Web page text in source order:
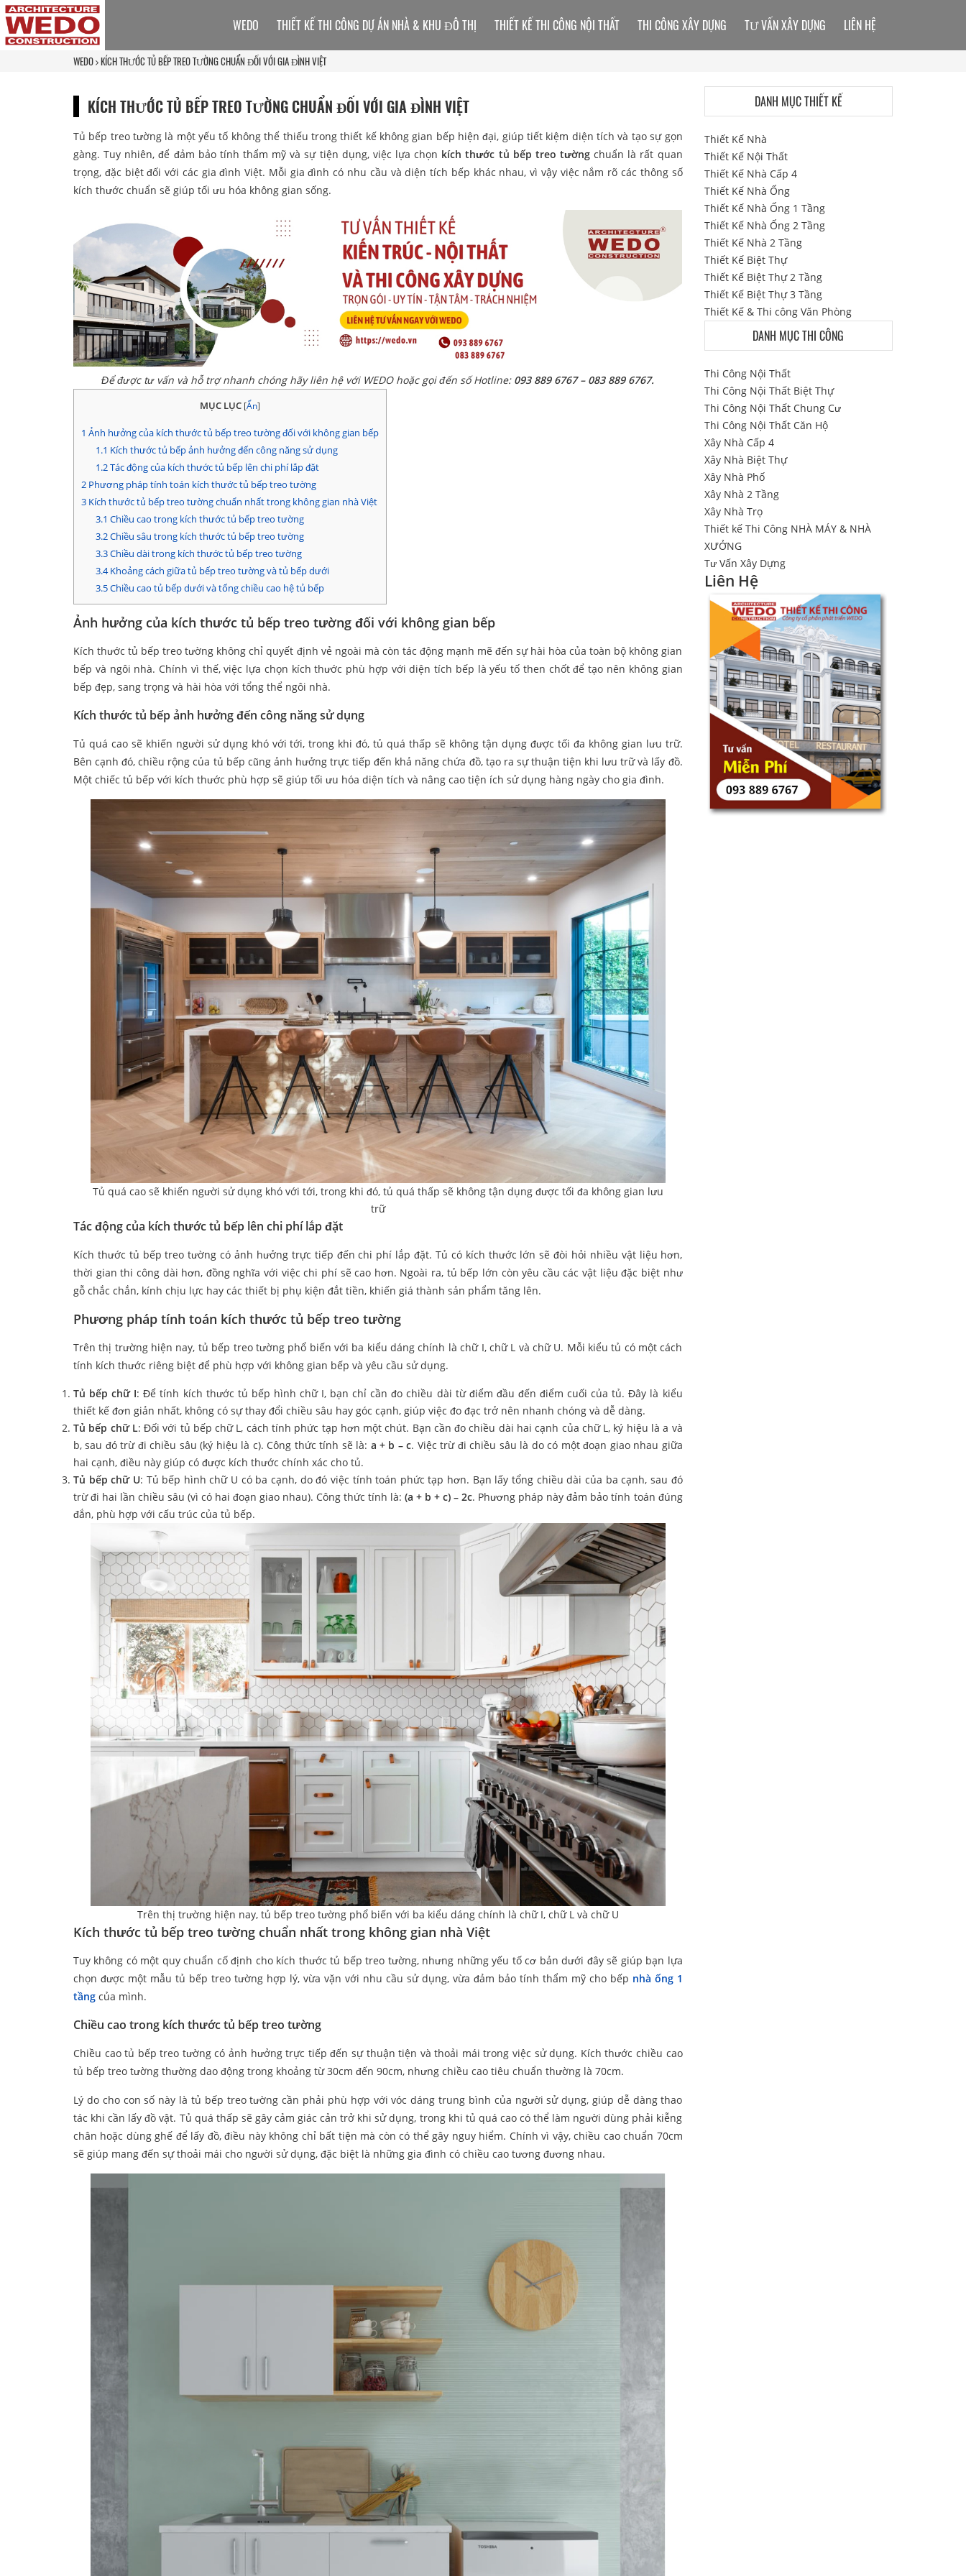
WEDO KÍCH THƯỚC TỦ BẾP TREO TƯỜNG CHUẨN ĐỐI VỚI GIA ĐÌNH VIỆT
KÍCH THƯỚC TỦ BẾP TREO TƯỜNG CHUẨN ĐỐI VỚI GIA ĐÌNH VIỆT
Tủ bếp treo tường là một yếu tố không thể thiếu trong thiết kế không gian bếp hiện đại, giúp tiết kiệm diện tích và tạo sự gọn
gàng. Tuy nhiên, để đảm bảo tính thẩm mỹ và sự tiện dụng, việc lựa chọn kích thước tủ bếp treo tườngchuẩn là rất quan
trọng, đặc biệt đối với các gia đình Việt. Mỗi gia đình có nhu cầu và diện tích bếp khác nhau, vì vậy việc nắm rõ các thông số
kích thước chuẩn sẽ giúp tối ưu hóa không gian sống.
Để được tư vấn và hỗ trợ nhanh chóng hãy liên hệ với WEDO hoặc gọi đến số Hotline: 093 889 6767 – 083 889 6767.
MỤC LỤC [Ẩn]
1 Ảnh hưởng của kích thước tủ bếp treo tường đối với không gian bếp
1.1 Kích thước tủ bếp ảnh hưởng đến công năng sử dụng
1.2Tác động của kích thước tủ bếp lên chi phí lắp đặt
2 Phương pháp tính toán kích thước tủ bếp treo tường
3 Kích thước tủ bếp treo tường chuẩn nhất trong không gian nhà Việt
3.1 Chiều cao trong kích thước tủ bếp treo tường
3.2Chiều sâu trong kích thước tủ bếp treo tường
3.3Chiều dài trong kích thước tủ bếp treo tường
3.4Khoảng cách giữa tủ bếp treo tường và tủ bếp dưới
3.5Chiều cao tủ bếp dưới và tổng chiều cao hệ tủ bếp
Ảnh hưởng của kích thước tủ bếp treo tường đối với không gian bếp
Kích thước tủ bếp treo tường không chỉ quyết định vẻ ngoài mà còn tác động mạnh mẽ đến sự hài hòa của toàn bộ không gian
bếp và ngôi nhà. Chính vì thế, việc lựa chọn kích thước phù hợp với diện tích bếp là yếu tố then chốt để tạo nên không gian
bếp đẹp, sang trọng và hài hòa với tổng thể ngôi nhà.
Kích thước tủ bếp ảnh hưởng đến công năng sử dụng
Tủ quá cao sẽ khiến người sử dụng khó với tới, trong khi đó, tủ quá thấp sẽ không tận dụng được tối đa không gian lưu trữ.
Bên cạnh đó, chiều rộng của tủ bếp cũng ảnh hưởng trực tiếp đến khả năng chứa đồ, tạo ra sự thuận tiện khi lưu trữ và lấy đồ.
Một chiếc tủ bếp với kích thước phù hợp sẽ giúp tối ưu hóa diện tích và nâng cao tiện ích sử dụng hàng ngày cho gia đình.
Tủ quá cao sẽ khiến người sử dụng khó với tới, trong khi đó, tủ quá thấp sẽ không tận dụng được tối đa không gian lưu
trữ
Tác động của kích thước tủ bếp lên chi phí lắp đặt
Kích thước tủ bếp treo tường có ảnh hưởng trực tiếp đến chi phí lắp đặt. Tủ có kích thước lớn sẽ đòi hỏi nhiều vật liệu hơn,
thời gian thi công dài hơn, đồng nghĩa với việc chi phí sẽ cao hơn. Ngoài ra, tủ bếp lớn còn yêu cầu các vật liệu đặc biệt như
gỗ chắc chắn, kính chịu lực hay các thiết bị phụ kiện đắt tiền, khiến giá thành sản phẩm tăng lên.
Phương pháp tính toán kích thước tủ bếp treo tường
Trên thị trường hiện nay, tủ bếp treo tường phổ biến với ba kiểu dáng chính là chữ I, chữ L và chữ U. Mỗi kiểu tủ có một cách
tính kích thước riêng biệt để phù hợp với không gian bếp và yêu cầu sử dụng.
Tủ bếp chữ I: Để tính kích thước tủ bếp hình chữ I, bạn chỉ cần đo chiều dài từ điểm đầu đến điểm cuối của tủ. Đây là kiểu
thiết kế đơn giản nhất, không có sự thay đổi chiều sâu hay góc cạnh, giúp việc đo đạc trở nên nhanh chóng và dễ dàng.
Tủ bếp chữ L: Đối với tủ bếp chữ L, cách tính phức tạp hơn một chút. Bạn cần đo chiều dài hai cạnh của chữ L, ký hiệu là a và
b, sau đó trừ đi chiều sâu (ký hiệu là c). Công thức tính sẽ là: a + b – c. Việc trừ đi chiều sâu là do có một đoạn giao nhau giữa
hai cạnh, điều này giúp có được kích thước chính xác cho tủ.
Tủ bếp chữ U: Tủ bếp hình chữ U có ba cạnh, do đó việc tính toán phức tạp hơn. Bạn lấy tổng chiều dài của ba cạnh, sau đó
trừ đi hai lần chiều sâu (vì có hai đoạn giao nhau). Công thức tính là:(a + b + c) – 2c. Phương pháp này đảm bảo tính toán đúng
đắn, phù hợp với cấu trúc của tủ bếp.
Trên thị trường hiện nay, tủ bếp treo tường phổ biến với ba kiểu dáng chính là chữ I, chữ L và chữ U
Kích thước tủ bếp treo tường chuẩn nhất trong không gian nhà Việt
Tuy không có một quy chuẩn cố định cho kích thước tủ bếp treo tường, nhưng những yếu tố cơ bản dưới đây sẽ giúp bạn lựa
chọn được một mẫu tủ bếp treo tường hợp lý, vừa vặn với nhu cầu sử dụng, vừa đảm bảo tính thẩm mỹ cho bếp nhà ống 1
tầng của mình.
Chiều cao trong kích thước tủ bếp treo tường
Chiều cao tủ bếp treo tường có ảnh hưởng trực tiếp đến sự thuận tiện và thoải mái trong việc sử dụng. Kích thước chiều cao
tủ bếp treo tường thường dao động trong khoảng từ 30cm đến 90cm, nhưng chiều cao tiêu chuẩn thường là 70cm.
Lý do cho con số này là tủ bếp treo tường cần phải phù hợp với vóc dáng trung bình của người sử dụng, giúp dễ dàng thao
tác khi cần lấy đồ vật. Tủ quá thấp sẽ gây cảm giác cản trở khi sử dụng, trong khi tủ quá cao có thể làm người dùng phải kiễng
chân hoặc dùng ghế để lấy đồ, điều này không chỉ bất tiện mà còn có thể gây nguy hiểm. Chính vì vậy, chiều cao chuẩn 70cm
sẽ giúp mang đến sự thoải mái cho người sử dụng, đặc biệt là những gia đình có chiều cao tương đương nhau.
WEDO THIẾT KẾ THI CÔNG DỰ ÁN NHÀ & KHU ĐÔ THỊ THIẾT KẾ THI CÔNG NỘI THẤT THI CÔNG XÂY DỰNG TƯ VẤN XÂY DỰNG LIÊN HỆ
DANH MỤC THIẾT KẾ
Thiết Kế Nhà
Thiết Kế Nội Thất
Thiết Kế Nhà Cấp 4
Thiết Kế Nhà Ống
Thiết Kế Nhà Ống 1 Tầng
Thiết Kế Nhà Ống 2 Tầng
Thiết Kế Nhà 2 Tầng
Thiết Kế Biệt Thự
Thiết Kế Biệt Thự 2 Tầng
Thiết Kế Biệt Thự 3 Tầng
Thiết Kế & Thi công Văn Phòng
DANH MỤC THI CÔNG
Thi Công Nội Thất
Thi Công Nội Thất Biệt Thự
Thi Công Nội Thất Chung Cư
Thi Công Nội Thất Căn Hộ
Xây Nhà Cấp 4
Xây Nhà Biệt Thự
Xây Nhà Phố
Xây Nhà 2 Tầng
Xây Nhà Trọ
Thiết kế Thi Công NHÀ MÁY & NHÀ
XƯỞNG
Tư Vấn Xây Dựng
Liên Hệ